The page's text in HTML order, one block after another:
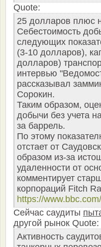
Quote:
25 долларов плюс
Себестоимость
следующих
(3-10 долларов),
долларов)
интервью
рассказывал
Сорокин.
Таким образом,
добычи без учета
за баррель.
По этому
отстает от
образом из-за
удаленности от
комментирует
корпораций Fitch
https://
Сейчас саудиты
другой рынок Quote:
Активность